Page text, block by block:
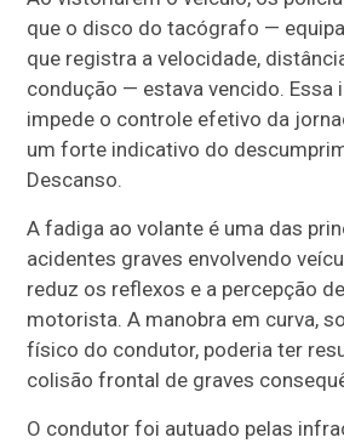
que o disco do tacógrafo —
que registra a velocidade,
condução — estava vencido. Essa
impede o controle efetivo da
um forte indicativo do
Descanso.
A fadiga ao volante é uma das
acidentes graves envolvendo
reduz os reflexos e a percepção
motorista. A manobra em curva,
físico do condutor, poderia ter
colisão frontal de graves
O condutor foi autuado pelas